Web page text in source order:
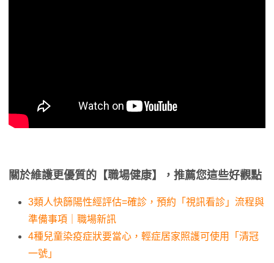
關於維護更優質的【職場健康】，推薦您這些好觀點
3類人快篩陽性經評估=確診，預約「視訊看診」流程與
準備事項｜職場新訊
4種兒童染疫症狀要當心，輕症居家照護可使用「清冠
一號」